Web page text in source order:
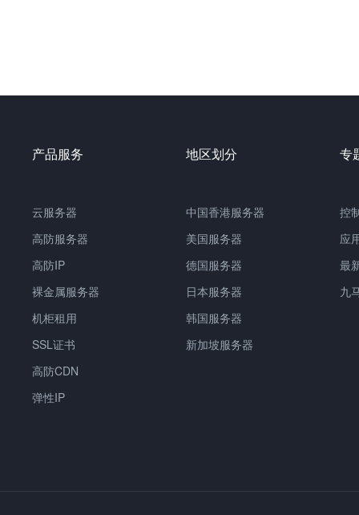
产品服务
云服务器
高防服务器
高防IP
裸金属服务器
机柜租用
SSL证书
高防CDN
弹性IP
地区划分
中国香港服务器
美国服务器
德国服务器
日本服务器
韩国服务器
新加坡服务器
专
控
应
最
九